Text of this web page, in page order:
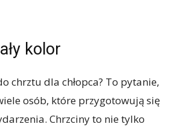
kolor
chrztu dla chłopca? To pytanie,
osób, które przygotowują się
Chrzciny to nie tylko